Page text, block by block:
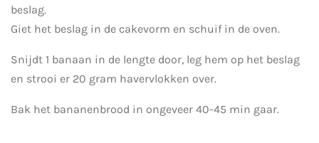
beslag.
Giet het beslag in de cakevorm en schuif in de oven.
Snijdt 1 banaan in de lengte door, leg hem op het beslag
en strooi er 20 gram havervlokken over.
Bak het bananenbrood in ongeveer 40-45 min gaar.